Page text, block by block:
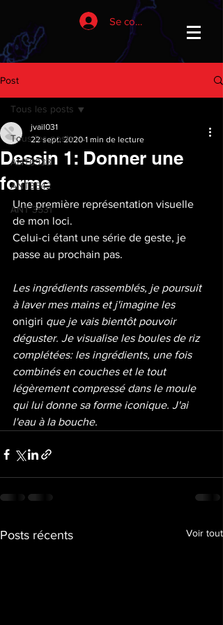
Se connecter
Post
Tous les posts
ANT6933
ANT3542
ANT 3531
Tous les posts
Dessin 1: Donner une
forme
jvail031
22 sept. 2020 1 min de lecture
Une première représentation visuelle
de mon loci.
Celui-ci étant une série de geste, je
passe au prochain pas.
Les ingrédients rassemblés, je poursuit
à laver mes mains et j'imagine les
onigiri que je vais bientôt pouvoir
déguster. Je visualise les boules de riz
complétées: les ingrédients, une fois
combinés en couches et le tout
légèrement compressé dans le moule
qui lui donne sa forme iconique. J'ai
l'eau à la bouche.
Posts récents Voir tout